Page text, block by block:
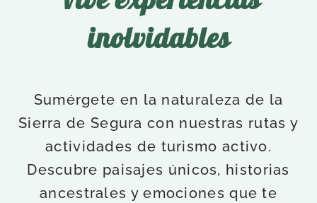
inolvidables
Sumérgete en la naturaleza de la
Sierra de Segura con nuestras rutas y
actividades de turismo activo.
Descubre paisajes únicos, historias
ancestrales y emociones que te